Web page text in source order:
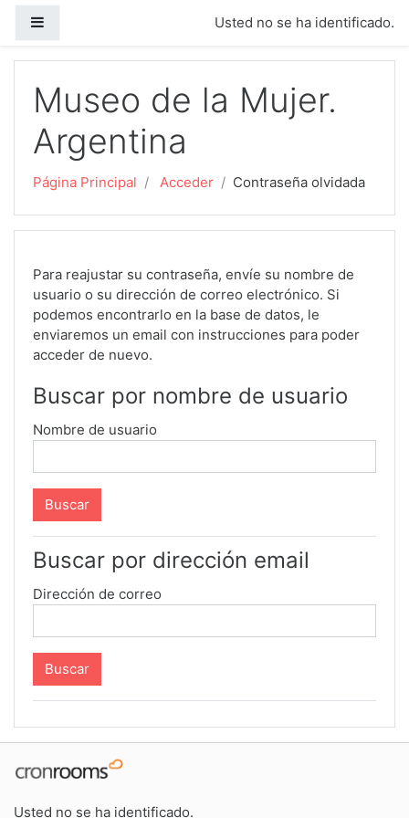
Usted no se ha identificado.
Museo de la Mujer.
Argentina
Página Principal Acceder Contraseña olvidada
Para reajustar su contraseña, envíe su nombre de
usuario o su dirección de correo electrónico. Si
podemos encontrarlo en la base de datos, le
enviaremos un email con instrucciones para poder
acceder de nuevo.
Buscar por nombre de usuario
Nombre de usuario
Buscar por dirección email
Dirección de correo
Usted no se ha identificado.